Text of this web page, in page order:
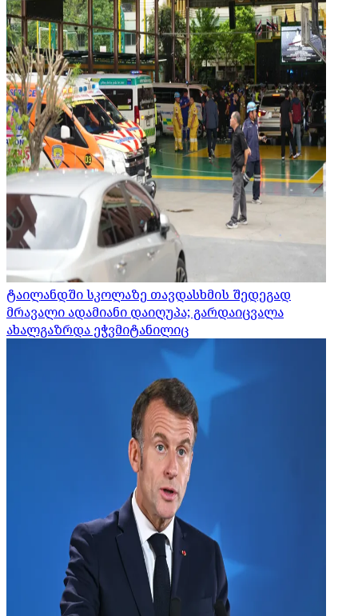
ტაილანდში სკოლაზე თავდასხმის შედეგად
მრავალი ადამიანი დაიღუპა; გარდაიცვალა
ახალგაზრდა ეჭვმიტანილიც